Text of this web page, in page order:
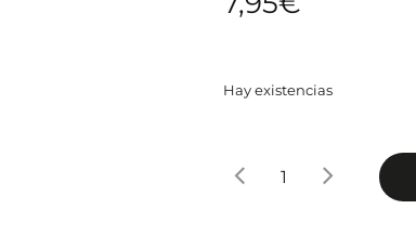
Hay existencias
Esmalte